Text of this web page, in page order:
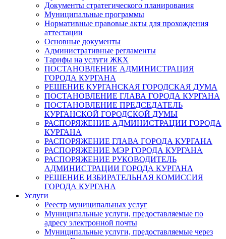
Документы стратегического планирования
Муниципальные программы
Нормативные правовые акты для прохождения
аттестации
Основные документы
Административные регламенты
Тарифы на услуги ЖКХ
ПОСТАНОВЛЕНИЕ АДМИНИСТРАЦИЯ
ГОРОДА КУРГАНА
РЕШЕНИЕ КУРГАНСКАЯ ГОРОДСКАЯ ДУМА
ПОСТАНОВЛЕНИЕ ГЛАВА ГОРОДА КУРГАНА
ПОСТАНОВЛЕНИЕ ПРЕДСЕДАТЕЛЬ
КУРГАНСКОЙ ГОРОДСКОЙ ДУМЫ
РАСПОРЯЖЕНИЕ АДМИНИСТРАЦИИ ГОРОДА
КУРГАНА
РАСПОРЯЖЕНИЕ ГЛАВА ГОРОДА КУРГАНА
РАСПОРЯЖЕНИЕ МЭР ГОРОДА КУРГАНА
РАСПОРЯЖЕНИЕ РУКОВОДИТЕЛЬ
АДМИНИСТРАЦИИ ГОРОДА КУРГАНА
РЕШЕНИЕ ИЗБИРАТЕЛЬНАЯ КОМИССИЯ
ГОРОДА КУРГАНА
Услуги
Реестр муниципальных услуг
Муниципальные услуги, предоставляемые по
адресу электронной почты
Муниципальные услуги, предоставляемые через